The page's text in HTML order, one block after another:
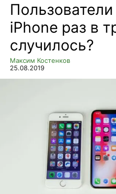
iPhone раз в
случилось?
Максим Костенков
25.08.2019